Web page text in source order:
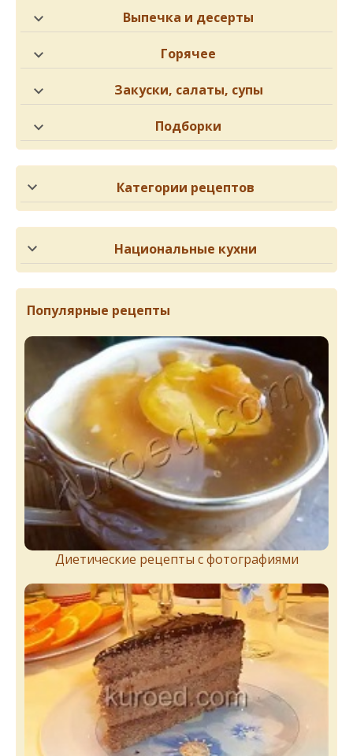
Выпечка и десерты
Горячее
Закуски, салаты, супы
Подборки
Категории рецептов
Национальные кухни
Популярные рецепты
Диетические рецепты с фотографиями